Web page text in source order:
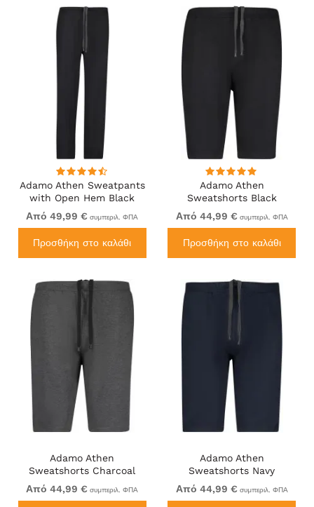
Adamo Athen Sweatpants
with Open Hem Black
Από 49,99 € συμπεριλ. ΦΠΑ
Προσθήκη στο καλάθι
Adamo Athen
Sweatshorts Black
Από 44,99 € συμπεριλ. ΦΠΑ
Προσθήκη στο καλάθι
Adamo Athen
Sweatshorts Charcoal
Από 44,99 € συμπεριλ. ΦΠΑ
Adamo Athen
Sweatshorts Navy
Από 44,99 € συμπεριλ. ΦΠΑ